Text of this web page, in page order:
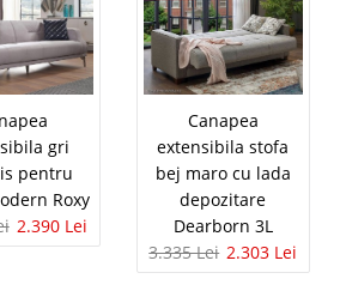
Canapea
calitate
Canapea de Colt 3
pret Coltar Mic
Canapele simple de
fotolii Story se
gri
pentru
Roxy
2.390 Lei
Canapea
extensibila stofa
bej maro cu lada
depozitare
Dearborn 3L
3.335 Lei 2.303 Lei